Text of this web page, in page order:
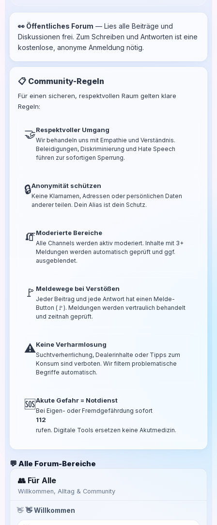
👀 Öffentliches Forum — Lies alle Beiträge und
Diskussionen frei. Zum Schreiben und Antworten ist eine
kostenlose, anonyme Anmeldung nötig.
📋 Community-Regeln
Für einen sicheren, respektvollen Raum gelten klare
Regeln:
🤝Respektvoller Umgang
Wir behandeln uns mit Empathie und Verständnis.
Beleidigungen, Diskriminierung und Hate Speech
führen zur sofortigen Sperrung.
🔒Anonymität schützen
Keine Klarnamen, Adressen oder persönlichen Daten
anderer teilen. Dein Alias ist dein Schutz.
🧯Moderierte Bereiche
Alle Channels werden aktiv moderiert. Inhalte mit 3+
Meldungen werden automatisch geprüft und ggf.
ausgeblendet.
🚩 Meldewege bei Verstößen
Jeder Beitrag und jede Antwort hat einen Melde-
Button (🚩). Meldungen werden vertraulich behandelt
und zeitnah geprüft.
⚠️Keine Verharmlosung
Suchtverherrlichung, Dealerinhalte oder Tipps zum
Konsum sind verboten. Wir filtern problematische
Begriffe automatisch.
🆘Akute Gefahr = Notdienst
Bei Eigen- oder Fremdgefährdung sofort
112
rufen. Digitale Tools ersetzen keine Akutmedizin.
💬 Alle Forum-Bereiche
👥 Für Alle
Willkommen, Alltag & Community
👋 👋 Willkommen